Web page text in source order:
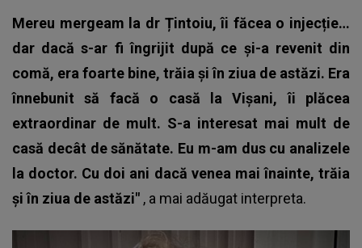
Mereu mergeam la dr Țintoiu, îi făcea o injecție…
dar dacă s-ar fi îngrijit după ce și-a revenit din
comă, era foarte bine, trăia și în ziua de astăzi. Era
înnebunit să facă o casă la Vișani, îi plăcea
extraordinar de mult. S-a interesat mai mult de
casă decât de sănătate. Eu m-am dus cu analizele
la doctor. Cu doi ani dacă venea mai înainte, trăia
și în ziua de astăzi" , a mai adăugat interpreta.